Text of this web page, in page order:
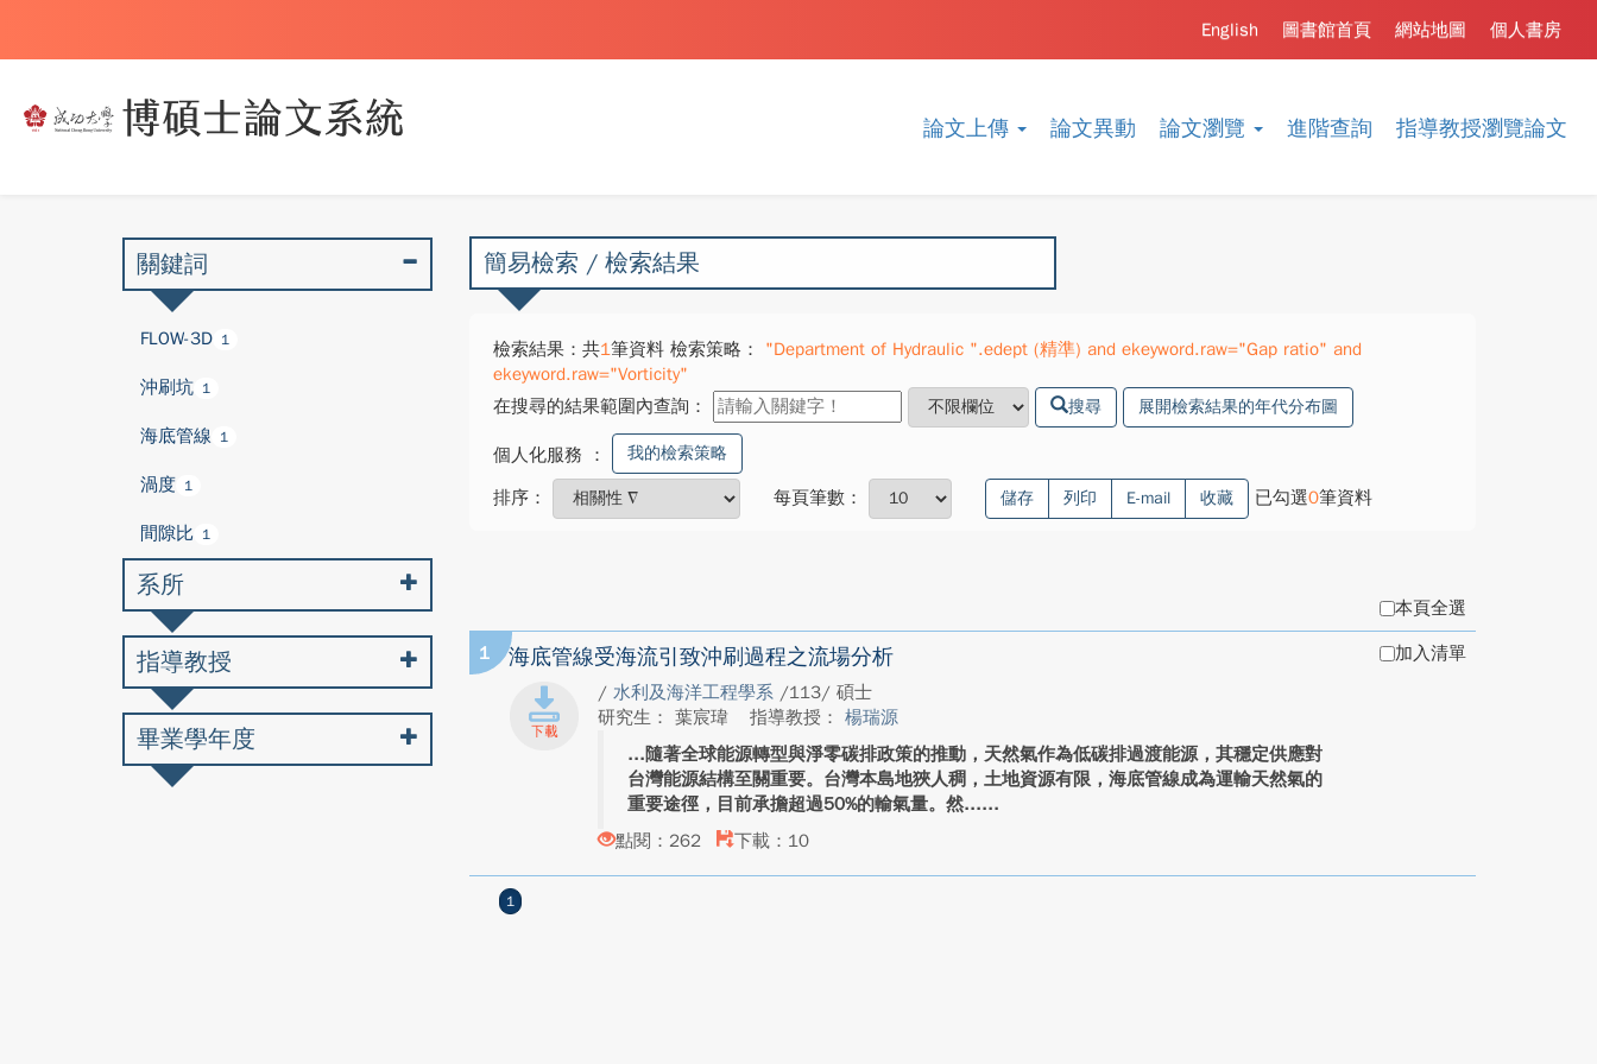
論文上傳 論文異動 論文瀏覽 進階查詢 指導教授瀏覽論文
個人書房
網站地圖
圖書館首頁
English
簡易檢索 / 檢索結果
檢索結果：共1筆資料 檢索策略：
"Department of Hydraulic ".edept (精準) and ekeyword.raw="Gap ratio" and
ekeyword.raw="Vorticity"
在搜尋的結果範圍內查詢：
搜尋 展開檢索結果的年代分布圖
個人化服務 ： 我的檢索策略
排序： 每頁筆數： 儲存 列印 E-mail 收藏 已勾選0筆資料
本頁全選
1 海底管線受海流引致沖刷過程之流場分析
/ 水利及海洋工程學系 /113/ 碩士
研究生： 葉宸瑋
指導教授： 楊瑞源
隨著全球能源轉型與淨零碳排政策的推動，天然氣作為低碳排過渡能源，其穩定供應對
台灣能源結構至關重要。台灣本島地狹人稠，土地資源有限，海底管線成為運輸天然氣的
重要途徑，目前承擔超過50%的輸氣量。然...
點閱：262
下載：10
加入清單
1
關鍵詞
FLOW-3D 1
沖刷坑 1
海底管線 1
渦度 1
間隙比 1
系所
指導教授
畢業學年度